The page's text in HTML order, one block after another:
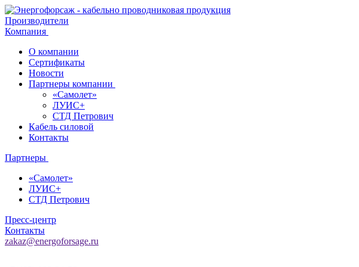
Производители
Компания
О компании
Сертификаты
Новости
Партнеры компании
«Самолет»
ЛУИС+
СТД Петрович
Кабель силовой
Контакты
Партнеры
«Самолет»
ЛУИС+
СТД Петрович
Пресс-центр
Контакты
zakaz@energoforsage.ru